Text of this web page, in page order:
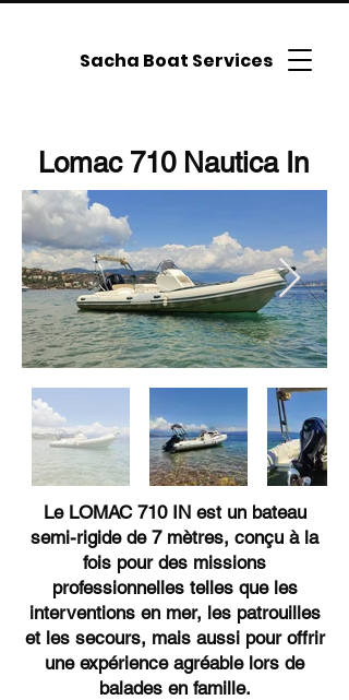
Sacha Boat Services
Lomac 710 Nautica In
Le LOMAC 710 IN est un bateau
semi-rigide de 7 mètres, conçu à la
fois pour des missions
professionnelles telles que les
interventions en mer, les patrouilles
et les secours, mais aussi pour offrir
une expérience agréable lors de
balades en famille.